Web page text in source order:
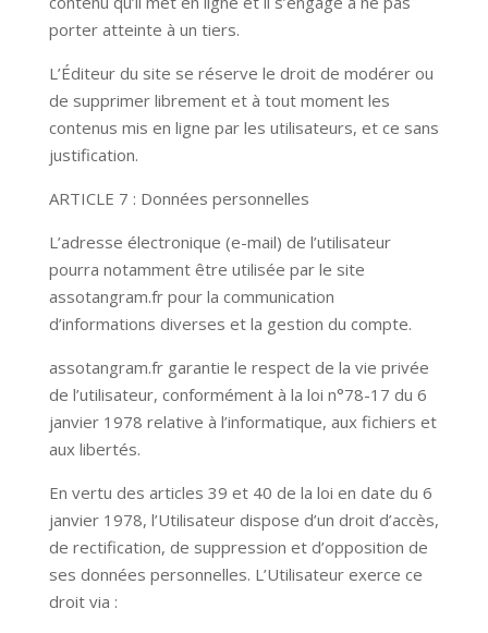
porter atteinte à un tiers.
L’Éditeur du site se réserve le droit de modérer ou
de supprimer librement et à tout moment les
contenus mis en ligne par les utilisateurs, et ce sans
justification.
ARTICLE 7 : Données personnelles
L’adresse électronique (e-mail) de l’utilisateur
pourra notamment être utilisée par le site
assotangram.fr pour la communication
d’informations diverses et la gestion du compte.
assotangram.fr garantie le respect de la vie privée
de l’utilisateur, conformément à la loi n°78-17 du 6
janvier 1978 relative à l’informatique, aux fichiers et
aux libertés.
En vertu des articles 39 et 40 de la loi en date du 6
janvier 1978, l’Utilisateur dispose d’un droit d’accès,
de rectification, de suppression et d’opposition de
ses données personnelles. L’Utilisateur exerce ce
droit via :